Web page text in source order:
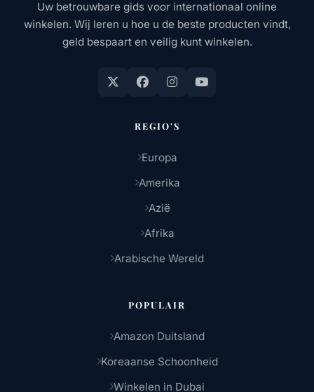
Uw betrouwbare gids voor internationaal online
winkelen. Wij leren u hoe u de beste producten vindt,
geld bespaart en veilig kunt winkelen.
REGIO'S
Europa
Amerika
Azië
Afrika
Arabische Wereld
POPULAIR
Amazon Duitsland
Koreaanse Schoonheid
Winkelen in Dubai